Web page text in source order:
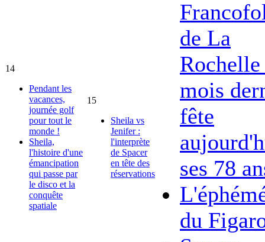
14
Pendant les
vacances,
journée golf
pour tout le
monde !
Sheila,
l'histoire d'une
émancipation
qui passe par
le disco et la
conquête
spatiale
15
Sheila vs
Jenifer :
l'interprète
de Spacer
en tête des
réservations
de La
mois
fête
ses 78
du